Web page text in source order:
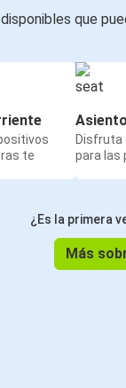
que
te
Disfruta
para las
¿Es la primera
Más